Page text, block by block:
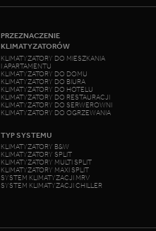
PRZEZNACZENIE
KLIMATYZATORÓW
KLIMATYZATORY DO MIESZKANIA
I APARTAMENTU
KLIMATYZATORY DO DOMU
KLIMATYZATORY DO BIURA
KLIMATYZATORY DO HOTELU
KLIMATYZATORY DO RESTAURACJI
KLIMATYZATORY DO SERWEROWNI
KLIMATYZATORY DO OGRZEWANIA
TYP SYSTEMU
KLIMATYZATORY B&W
KLIMATYZATORY SPLIT
KLIMATYZATORY MULTI SPLIT
KLIMATYZATORY MAXI SPLIT
SYSTEM KLIMATYZACJI MRV
SYSTEM KLIMATYZACJI CHILLER